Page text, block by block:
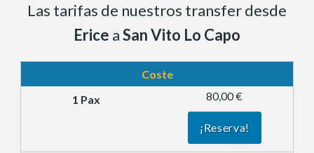
Las tarifas de nuestros transfer desde
Erice aSan Vito Lo Capo
Coste
80,00 €
¡Reserva!